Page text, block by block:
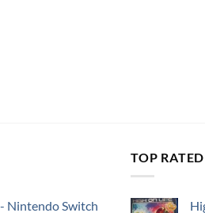
Nintendo Switch
TOP RATED